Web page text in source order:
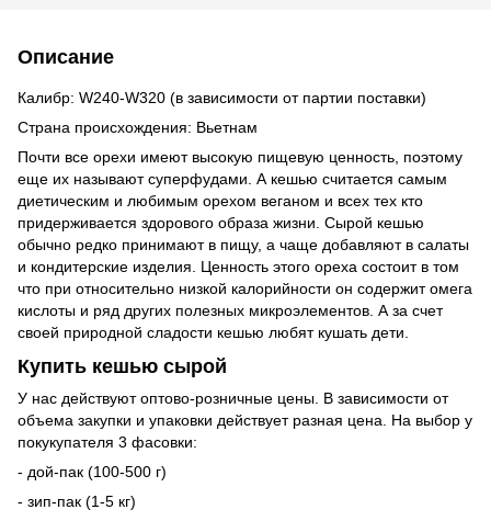
Описание
Калибр: W240-W320 (в зависимости от партии поставки)
Страна происхождения: Вьетнам
Почти все орехи имеют высокую пищевую ценность, поэтому
еще их называют суперфудами. А кешью считается самым
диетическим и любимым орехом веганом и всех тех кто
придерживается здорового образа жизни. Сырой кешью
обычно редко принимают в пищу, а чаще добавляют в салаты
и кондитерские изделия. Ценность этого ореха состоит в том
что при относительно низкой калорийности он содержит омега
кислоты и ряд других полезных микроэлементов. А за счет
своей природной сладости кешью любят кушать дети.
Купить кешью сырой
У нас действуют оптово-розничные цены. В зависимости от
объема закупки и упаковки действует разная цена. На выбор у
покукупателя 3 фасовки:
- дой-пак (100-500 г)
- зип-пак (1-5 кг)